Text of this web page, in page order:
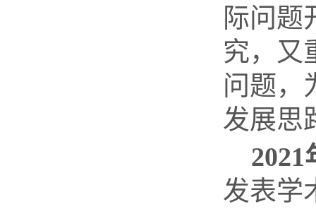
际问题
究，又
问题，
发展思
2021
发表学